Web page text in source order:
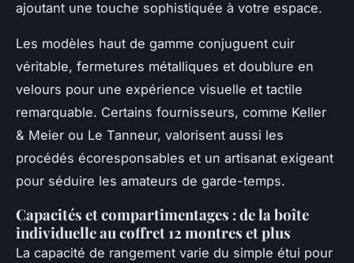
ajoutant une touche sophistiquée à votre espace.
Les modèles haut de gamme conjuguent cuir
véritable, fermetures métalliques et doublure en
velours pour une expérience visuelle et tactile
remarquable. Certains fournisseurs, comme Keller
& Meier ou Le Tanneur, valorisent aussi les
procédés écoresponsables et un artisanat exigeant
pour séduire les amateurs de garde-temps.
Capacités et compartimentages : de la boîte
individuelle au coffret 12 montres et plus
La capacité de rangement varie du simple étui pour